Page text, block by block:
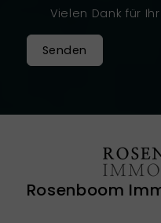
Vielen Dank für
Senden
Rosenboom